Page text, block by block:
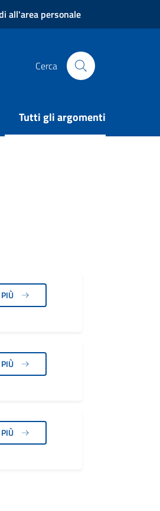
all'area personale
di Arezzo
di Arezzo
Comune di Arezzo
Cerca
Tutti gli argomenti